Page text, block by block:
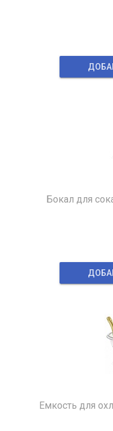
Бокал для
Емкость для